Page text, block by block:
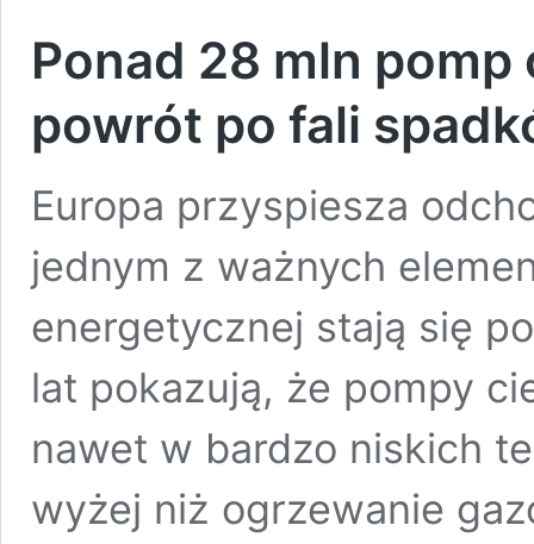
Ponad 28 mln pomp
powrót po fali
Europa przyspiesza
jednym z ważnych
energetycznej stają się
lat pokazują, że pompy
nawet w bardzo niskich
wyżej niż ogrzewanie